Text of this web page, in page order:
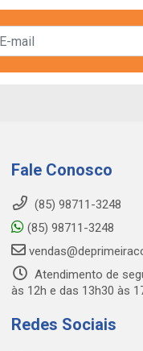
Fale Conosco
(85) 98711-3248
(85) 98711-3248
Atendimento de
às 12h e das 13h30 às
Redes Sociais